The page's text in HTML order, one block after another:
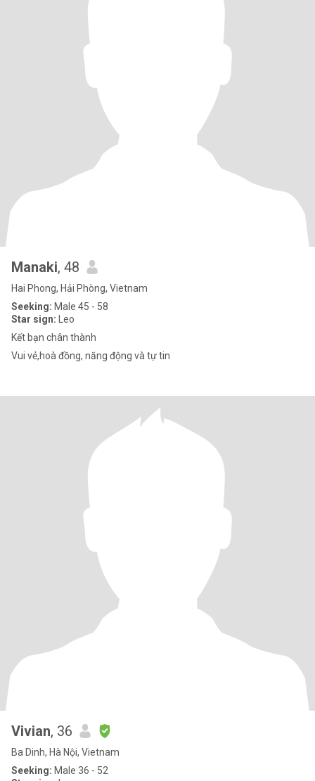
Manaki, 48
Hai Phong, Hải Phòng, Vietnam
Seeking: Male 45 - 58
Star sign: Leo
Kết bạn chân thành
Vui vẻ,hoà đồng, năng động và tự tin
Vivian, 36
Ba Dinh, Hà Nội, Vietnam
Seeking: Male 36 - 52